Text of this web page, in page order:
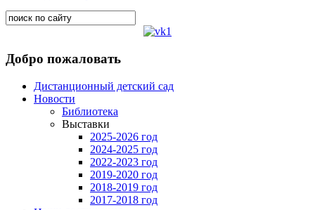
Добро пожаловать
Дистанционный детский сад
Новости
Библиотека
Выставки
2025-2026 год
2024-2025 год
2022-2023 год
2019-2020 год
2018-2019 год
2017-2018 год